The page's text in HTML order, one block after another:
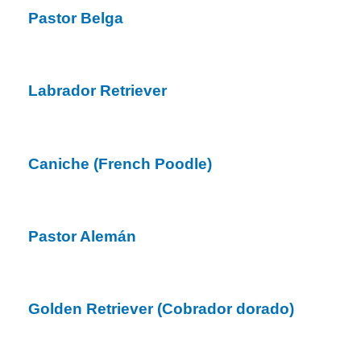
Pastor Belga
Labrador Retriever
Caniche (French Poodle)
Pastor Alemán
Golden Retriever (Cobrador dorado)